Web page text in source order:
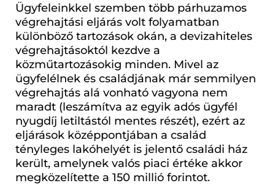
Ügyfeleinkkel szemben több párhuzamos
végrehajtási eljárás volt folyamatban
különböző tartozások okán, a devizahiteles
végrehajtásoktól kezdve a
közműtartozásokig minden. Mivel az
ügyfelélnek és családjának már semmilyen
végrehajtás alá vonható vagyona nem
maradt (leszámítva az egyik adós ügyfél
nyugdíj letiltástól mentes részét), ezért az
eljárások középpontjában a család
tényleges lakóhelyét is jelentő családi ház
került, amelynek valós piaci értéke akkor
megközelítette a 150 millió forintot.